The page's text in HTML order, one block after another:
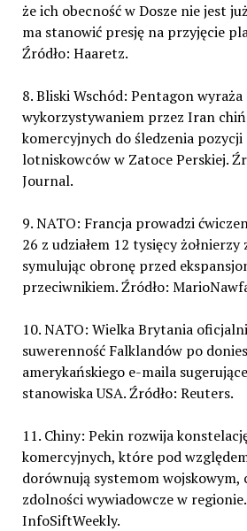
że ich obecność w Dosze nie jest
ma stanowić presję na przyjęcie
Źródło: Haaretz.
8. Bliski Wschód: Pentagon
wykorzystywaniem przez Iran
komercyjnych do śledzenia pozycji
lotniskowców w Zatoce Perskiej.
Journal.
9. NATO: Francja prowadzi
26 z udziałem 12 tysięcy żołnierzy
symulując obronę przed
przeciwnikiem. Źródło:
10. NATO: Wielka Brytania
suwerenność Falklandów po
amerykańskiego e-maila
stanowiska USA. Źródło: Reuters.
11. Chiny: Pekin rozwija
komercyjnych, które pod
dorównują systemom wojskowym,
zdolności wywiadowcze w
InfoSiftWeekly.